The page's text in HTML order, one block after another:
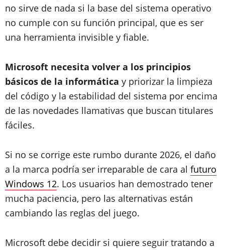
no sirve de nada si la base del sistema operativo
no cumple con su función principal, que es ser
una herramienta invisible y fiable.
Microsoft necesita volver a los principios
básicos de la informática y priorizar la limpieza
del código y la estabilidad del sistema por encima
de las novedades llamativas que buscan titulares
fáciles.
Si no se corrige este rumbo durante 2026, el daño
a la marca podría ser irreparable de cara al futuro
Windows 12. Los usuarios han demostrado tener
mucha paciencia, pero las alternativas están
cambiando las reglas del juego.
Microsoft debe decidir si quiere seguir tratando a